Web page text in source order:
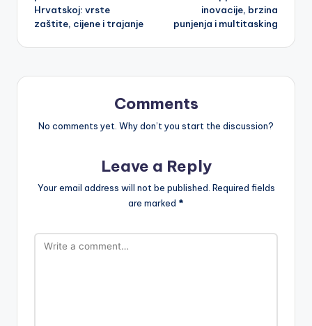
Hrvatskoj: vrste
zaštite, cijene i trajanje
inovacije, brzina
punjenja i multitasking
Comments
No comments yet. Why don’t you start the discussion?
Leave a Reply
Your email address will not be published. Required fields
are marked *